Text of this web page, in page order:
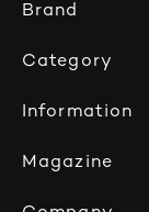
Brand
Information
Category
Magazine